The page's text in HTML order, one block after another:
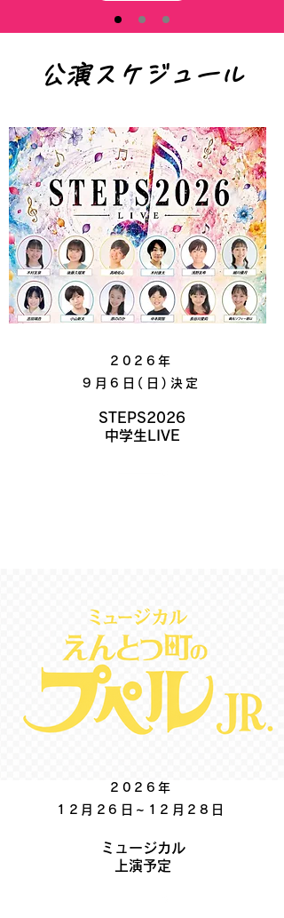
公演スケジュール
2026年
9月6日(日)決定
STEPS2026
中学生LIVE
2026年
​12月26日~12月28日
ミュージカル
​上演予定